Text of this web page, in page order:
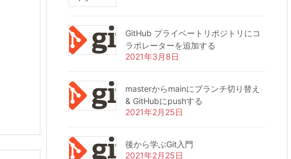
GitHub プライベートリポジトリにコ
ラボレーターを追加する
2021年3月8日
masterからmainにブランチ切り替え
& GitHubにpushする
2021年2月25日
後から学ぶGit入門
2021年2月25日